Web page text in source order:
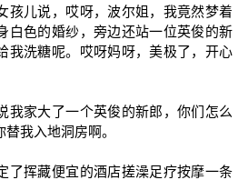
孩儿说，哎呀，波尔姐，我竟然梦着
白色的婚纱，旁边还站一位英俊的新
我洗糖呢。哎呀妈呀，美极了，开心
我家大了一个英俊的新郎，你们怎么
我入地洞房啊。
了挥藏便宜的酒店搓澡足疗按摩一条